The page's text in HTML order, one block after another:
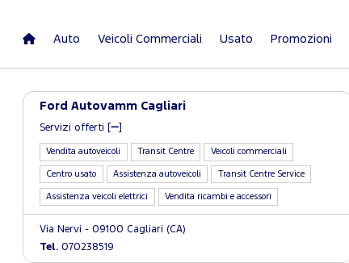
Auto Veicoli Commerciali Usato Promozioni
Ford Autovamm Cagliari
Servizi offerti [
Vendita autoveicoli Transit Centre Veicoli commerciali
Centro usato Assistenza autoveicoli Transit Centre Service
Assistenza veicoli elettrici Vendita ricambi e accessori
Via Nervi - 09100 Cagliari (CA)
Tel. 070238519